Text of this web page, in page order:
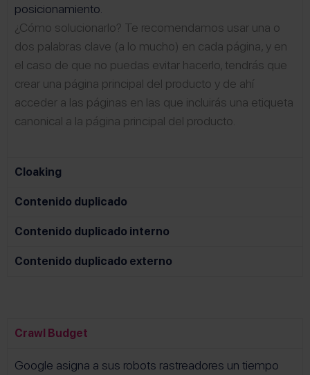
posicionamiento.
¿Cómo solucionarlo? Te recomendamos usar una o
dos palabras clave (a lo mucho) en cada página, y en
el caso de que no puedas evitar hacerlo, tendrás que
crear una página principal del producto y de ahí
acceder a las páginas en las que incluirás una etiqueta
canonical a la página principal del producto.
Cloaking
Contenido duplicado
Contenido duplicado interno
Contenido duplicado externo
Crawl Budget
Google asigna a sus robots rastreadores un tiempo